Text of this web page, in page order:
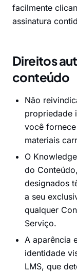
facilmente
assinatura
Direitos
conteúdo
Não
propriedade
você
materiais
O
do
designados
a seu
qualquer
Serviço.
A aparência
identidade
LMS, que